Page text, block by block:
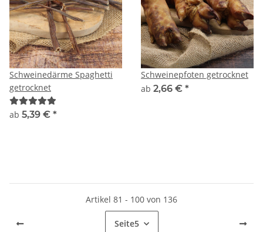
Schweinedärme Spaghetti
getrocknet
ab 5,39 € *
Schweinepfoten getrocknet
ab 2,66 € *
Artikel 81 - 100 von 136
Seite5